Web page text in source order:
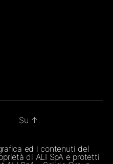
Su ↑
ed i contenuti del
di ALI SpA e protetti